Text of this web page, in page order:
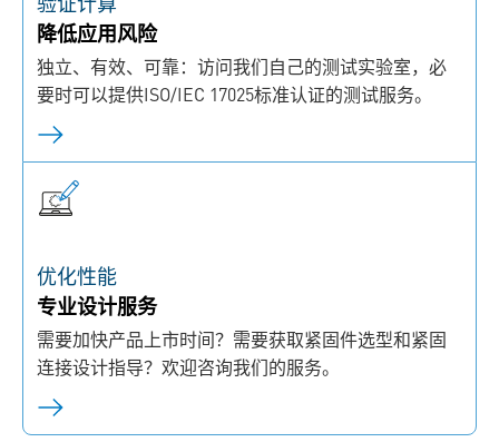
降低应用风险
独立、有效、可靠：访问我们自己的测试实验室，必
要时可以提供ISO/IEC 17025标准认证的测试服务。
优化性能
专业设计服务
需要加快产品上市时间？需要获取紧固件选型和紧固
连接设计指导？欢迎咨询我们的服务。